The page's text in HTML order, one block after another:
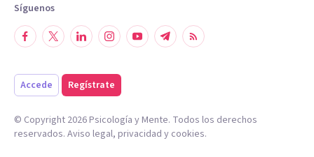
Síguenos
Accede Regístrate
© Copyright 2026Psicología y Mente. Todos los derechos
reservados. Aviso legal, privacidad y cookies.